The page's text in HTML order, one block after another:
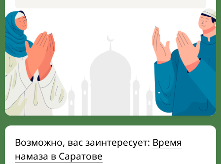
Возможно, вас заинтересует: Время
намаза в Саратове